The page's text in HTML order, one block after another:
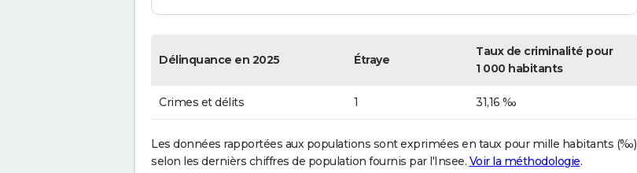
Délinquance en 2025 Étraye
Taux de criminalité pour
1 000 habitants
Crimes et délits 1 31,16 ‰
Les données rapportées aux populations sont exprimées en taux pour mille habitants (‰)
selon les dernièrs chiffres de population fournis par l'Insee. Voir la méthodologie.